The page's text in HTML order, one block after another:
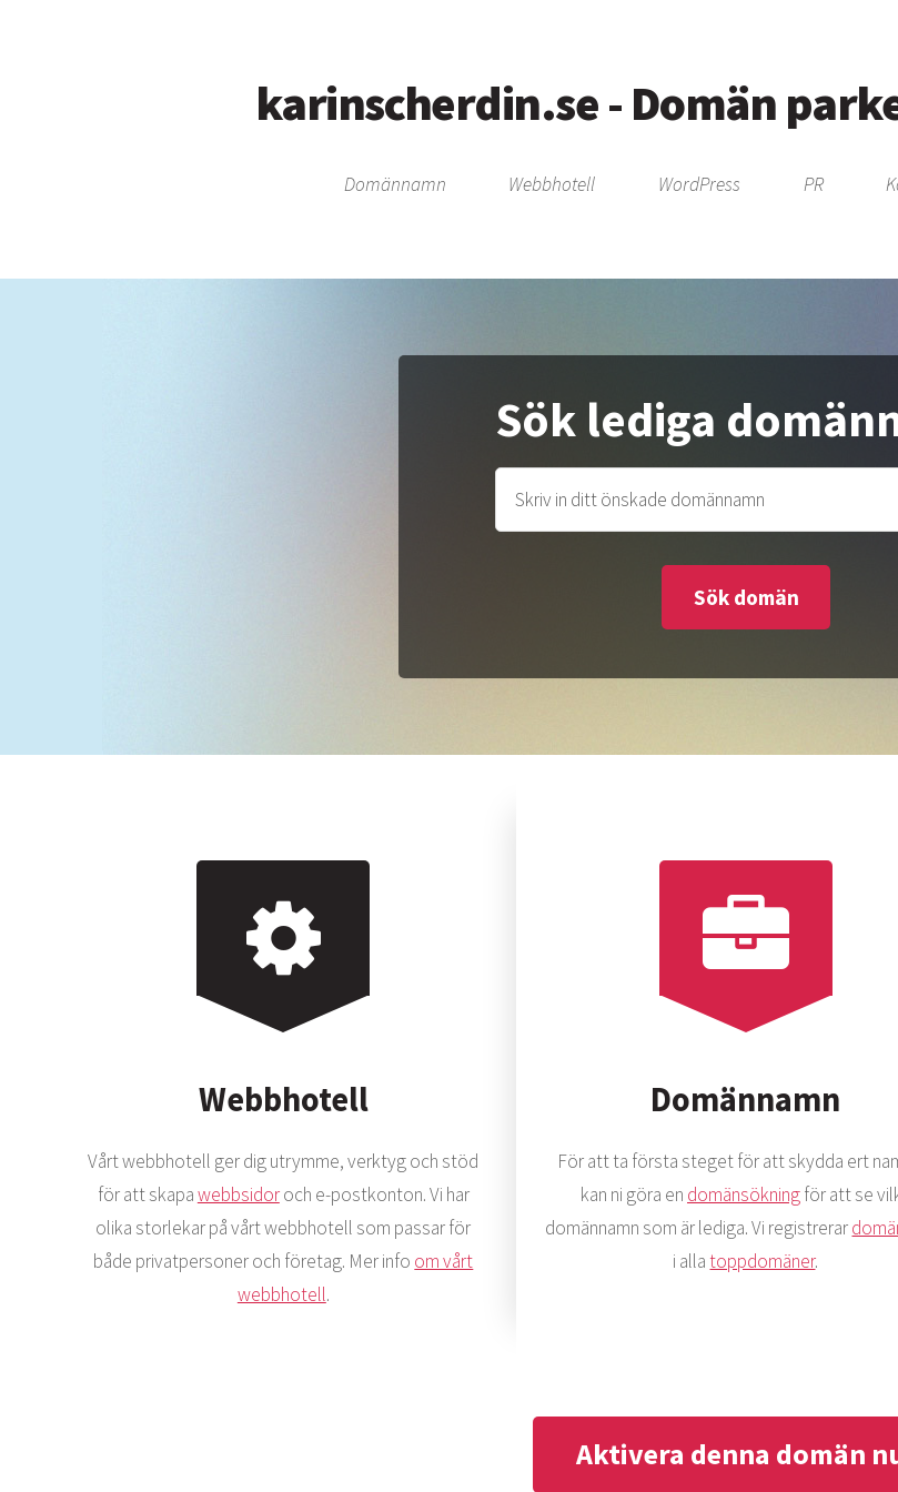
karinscherdin.se - Domän
Domännamn Webbhotell WordPress PR
Sök lediga
Webbhotell
Vårt webbhotell ger dig utrymme, verktyg och stöd
för att skapawebbsidoroch e-postkonton. Vi har
olika storlekar på vårt webbhotell som passar för
både privatpersoner och företag. Mer info om vårt
webbhotell.
Domännamn
För att ta första steget för att skydda ert
kan ni göra en domänsökningför att se
domännamn som är lediga. Vi registrerar
i allatoppdomäner.
Aktivera denna domän